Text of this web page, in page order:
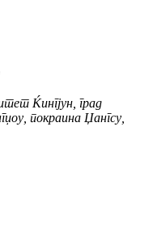
Ќингјун, град
покраина Џангсу,